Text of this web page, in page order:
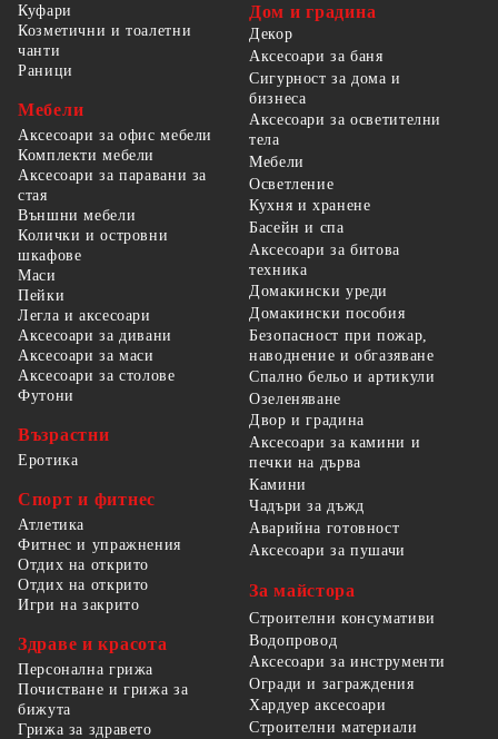
Куфари
Козметични и тоалетни
чанти
Раници
Мебели
Аксесоари за офис мебели
Комплекти мебели
Аксесоари за паравани за
стая
Външни мебели
Колички и островни
шкафове
Маси
Пейки
Легла и аксесоари
Аксесоари за дивани
Аксесоари за маси
Аксесоари за столове
Футони
Възрастни
Еротика
Спорт и фитнес
Атлетика
Фитнес и упражнения
Отдих на открито
Отдих на открито
Игри на закрито
Здраве и красота
Персонална грижа
Почистване и грижа за
бижута
Грижа за здравето
Дом и градина
Декор
Аксесоари за баня
Сигурност за дома и
бизнеса
Аксесоари за осветителни
тела
Мебели
Осветление
Кухня и хранене
Басейн и спа
Аксесоари за битова
техника
Домакински уреди
Домакински пособия
Безопасност при пожар,
наводнение и обгазяване
Спално бельо и артикули
Озеленяване
Двор и градина
Аксесоари за камини и
печки на дърва
Камини
Чадъри за дъжд
Аварийна готовност
Аксесоари за пушачи
За майстора
Строителни консумативи
Водопровод
Аксесоари за инструменти
Огради и заграждения
Хардуер аксесоари
Строителни материали